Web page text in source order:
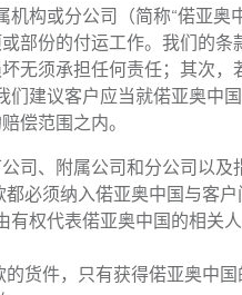
构或分公司（简称“偌亚
部份的付运工作。我们的
无须承担任何责任；其次
建议客户应当就偌亚奥中
偿范围之内。
司、附属公司和分公司以及
必须纳入偌亚奥中国与客
权代表偌亚奥中国的相关
货件，只有获得偌亚奥中